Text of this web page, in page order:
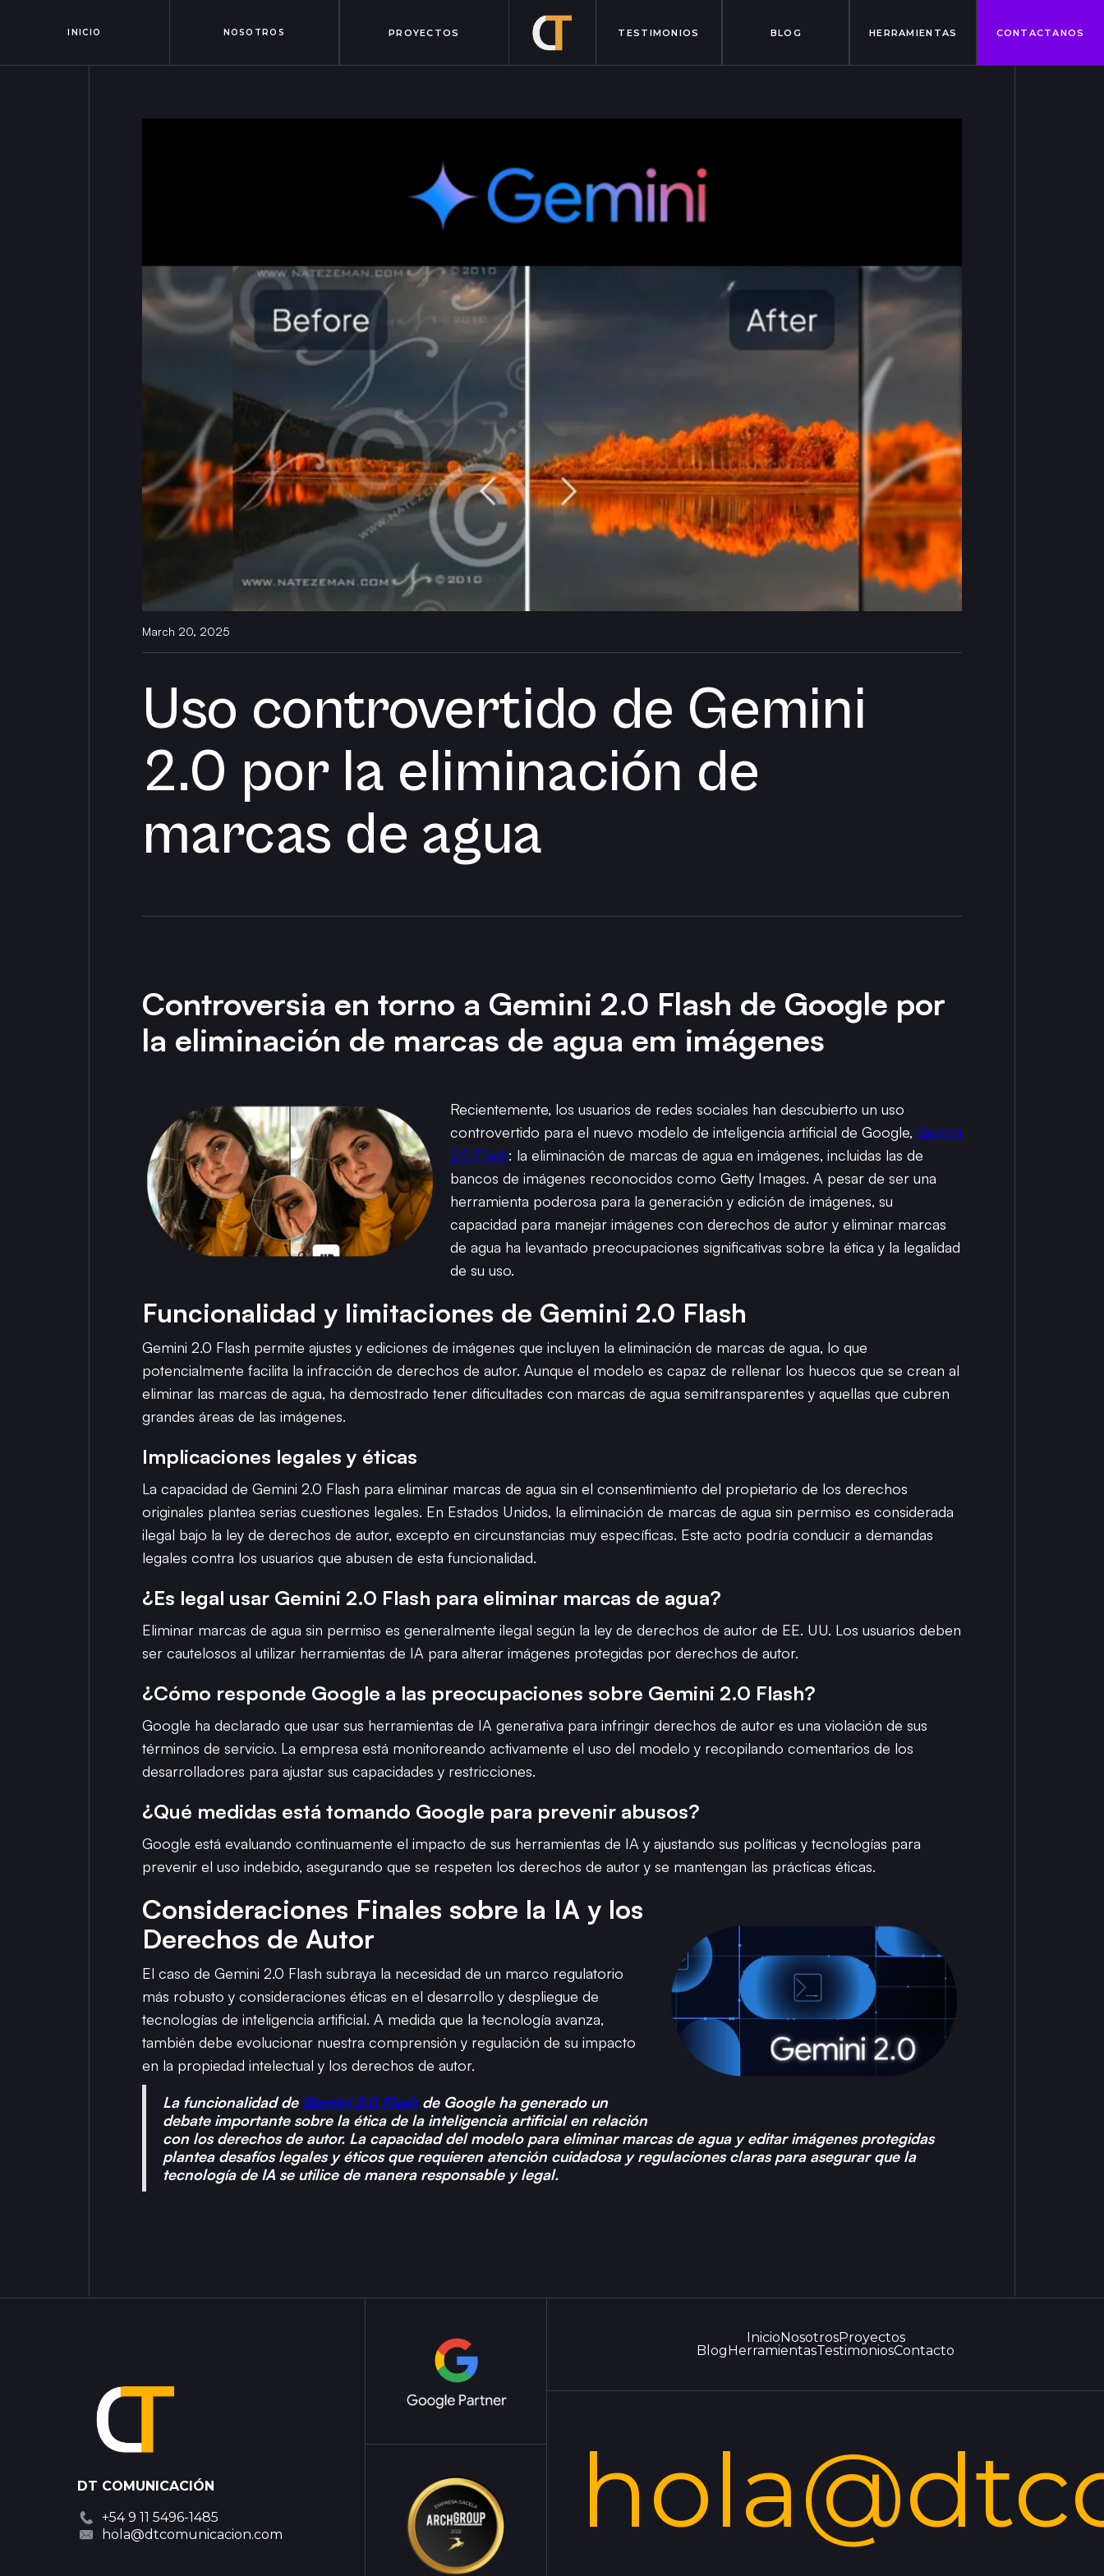
INICIO NOSOTROS PROYECTOS TESTIMONIOS BLOG HERRAMIENTAS CONTACTANOS
March 20, 2025
Uso controvertido de Gemini
2.0 por la eliminación de
marcas de agua
Controversia en torno a Gemini 2.0 Flash de Google por
la eliminación de marcas de agua em imágenes
Recientemente, los usuarios de redes sociales han descubierto un uso
controvertido para el nuevo modelo de inteligencia artificial de Google, Gemini
2.0 Flash: la eliminación de marcas de agua en imágenes, incluidas las de
bancos de imágenes reconocidos como Getty Images. A pesar de ser una
herramienta poderosa para la generación y edición de imágenes, su
capacidad para manejar imágenes con derechos de autor y eliminar marcas
de agua ha levantado preocupaciones significativas sobre la ética y la legalidad
de su uso.
Funcionalidad y limitaciones de Gemini 2.0 Flash
Gemini 2.0 Flash permite ajustes y ediciones de imágenes que incluyen la eliminación de marcas de agua, lo que
potencialmente facilita la infracción de derechos de autor. Aunque el modelo es capaz de rellenar los huecos que se crean al
eliminar las marcas de agua, ha demostrado tener dificultades con marcas de agua semitransparentes y aquellas que cubren
grandes áreas de las imágenes.
Implicaciones legales y éticas
La capacidad de Gemini 2.0 Flash para eliminar marcas de agua sin el consentimiento del propietario de los derechos
originales plantea serias cuestiones legales. En Estados Unidos, la eliminación de marcas de agua sin permiso es considerada
ilegal bajo la ley de derechos de autor, excepto en circunstancias muy específicas. Este acto podría conducir a demandas
legales contra los usuarios que abusen de esta funcionalidad.
¿Es legal usar Gemini 2.0 Flash para eliminar marcas de agua?
Eliminar marcas de agua sin permiso es generalmente ilegal según la ley de derechos de autor de EE. UU. Los usuarios deben
ser cautelosos al utilizar herramientas de IA para alterar imágenes protegidas por derechos de autor.
¿Cómo responde Google a las preocupaciones sobre Gemini 2.0 Flash?
Google ha declarado que usar sus herramientas de IA generativa para infringir derechos de autor es una violación de sus
términos de servicio. La empresa está monitoreando activamente el uso del modelo y recopilando comentarios de los
desarrolladores para ajustar sus capacidades y restricciones.
¿Qué medidas está tomando Google para prevenir abusos?
Google está evaluando continuamente el impacto de sus herramientas de IA y ajustando sus políticas y tecnologías para
prevenir el uso indebido, asegurando que se respeten los derechos de autor y se mantengan las prácticas éticas.
Consideraciones Finales sobre la IA y los
Derechos de Autor
El caso de Gemini 2.0 Flash subraya la necesidad de un marco regulatorio
más robusto y consideraciones éticas en el desarrollo y despliegue de
tecnologías de inteligencia artificial. A medida que la tecnología avanza,
también debe evolucionar nuestra comprensión y regulación de su impacto
en la propiedad intelectual y los derechos de autor.
La funcionalidad de Gemini 2.0 Flash de Google ha generado un
debate importante sobre la ética de la inteligencia artificial en relación
con los derechos de autor. La capacidad del modelo para eliminar marcas de agua y editar imágenes protegidas
plantea desafíos legales y éticos que requieren atención cuidadosa y regulaciones claras para asegurar que la
tecnología de IA se utilice de manera responsable y legal.
DT COMUNICACIÓN
+54 9 11 5496-1485
hola@dtcomunicacion.com
InicioNosotrosProyectos
BlogHerramientasTestimoniosContacto